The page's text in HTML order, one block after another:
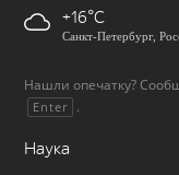
+16
Санкт-Петербург,
Нашли опечатку?
Enter .
Наука